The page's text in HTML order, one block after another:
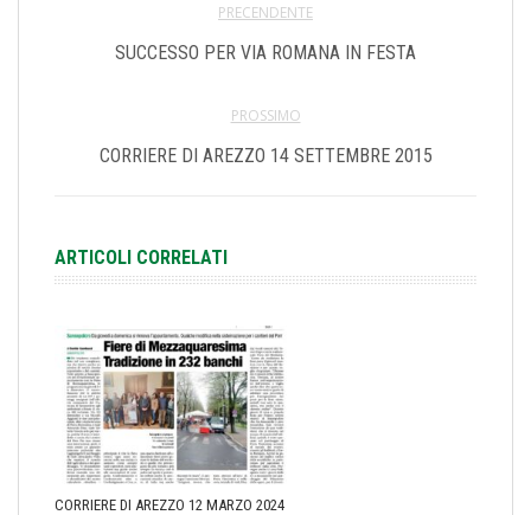
PRECENDENTE
SUCCESSO PER VIA ROMANA IN FESTA
PROSSIMO
CORRIERE DI AREZZO 14 SETTEMBRE 2015
ARTICOLI CORRELATI
CORRIERE DI AREZZO 12 MARZO 2024